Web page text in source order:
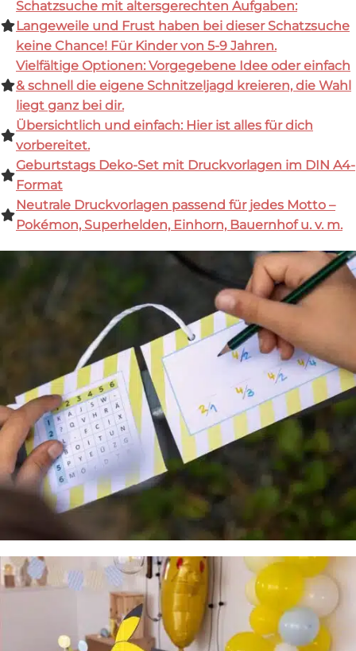
Schatzsuche mit altersgerechten Aufgaben:
Langeweile und Frust haben bei dieser Schatzsuche
keine Chance! Für Kinder von 5-9 Jahren.
Vielfältige Optionen: Vorgegebene Idee oder einfach
& schnell die eigene Schnitzeljagd kreieren, die Wahl
liegt ganz bei dir.
Übersichtlich und einfach: Hier ist alles für dich
vorbereitet.
Geburtstags Deko-Set mit Druckvorlagen im DIN A4-
Format
Neutrale Druckvorlagen passend für jedes Motto –
Pokémon, Superhelden, Einhorn, Bauernhof u. v. m.